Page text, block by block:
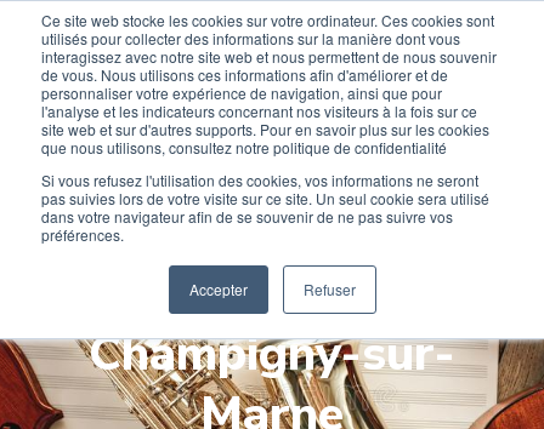
Ce site web stocke les cookies sur votre ordinateur. Ces cookies sont
utilisés pour collecter des informations sur la manière dont vous
interagissez avec notre site web et nous permettent de nous souvenir
de vous. Nous utilisons ces informations afin d'améliorer et de
personnaliser votre expérience de navigation, ainsi que pour
l'analyse et les indicateurs concernant nos visiteurs à la fois sur ce
site web et sur d'autres supports. Pour en savoir plus sur les cookies
que nous utilisons, consultez notre politique de confidentialité
Si vous refusez l'utilisation des cookies, vos informations ne seront
pas suivies lors de votre visite sur ce site. Un seul cookie sera utilisé
dans votre navigateur afin de se souvenir de ne pas suivre vos
préférences.
Accepter Refuser
Devenir élève Devenir Prof
Cours de musique et
de chant à
Champigny-sur-
Marne